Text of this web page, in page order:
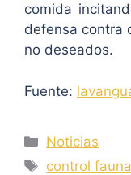
comida
defensa contra
no deseados.
Fuente:
Categorías
Noticias
Etiquetas
control fauna